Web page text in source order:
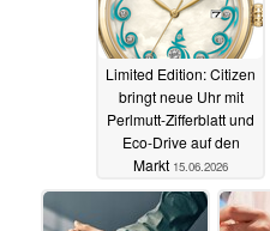
Limited Edition: Citizen
bringt neue Uhr mit
Perlmutt-Zifferblatt und
Eco-Drive auf den
Markt 15.06.2026